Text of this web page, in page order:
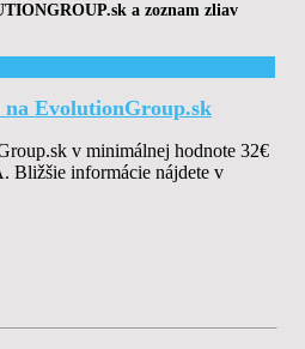
a zoznam zliav
EvolutionGroup.sk
v minimálnej hodnote 32€
Bližšie informácie nájdete v